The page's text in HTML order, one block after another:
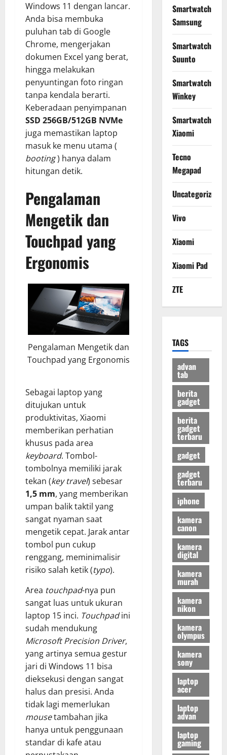
Windows 11 dengan lancar.
Anda bisa membuka
puluhan tab di Google
Chrome, mengerjakan
dokumen Excel yang berat,
hingga melakukan
penyuntingan foto ringan
tanpa kendala berarti.
Keberadaan penyimpanan
SSD 256GB/512GB NVMe
juga memastikan laptop
masuk ke menu utama (
booting) hanya dalam
hitungan detik.
Pengalaman
Mengetik dan
Touchpad yang
Ergonomis
Pengalaman Mengetik dan
Touchpad yang Ergonomis
Sebagai laptop yang
ditujukan untuk
produktivitas, Xiaomi
memberikan perhatian
khusus pada area
keyboard. Tombol-
tombolnya memiliki jarak
tekan (key travel) sebesar
1,5 mm, yang memberikan
umpan balik taktil yang
sangat nyaman saat
mengetik cepat. Jarak antar
tombol pun cukup
renggang, meminimalisir
risiko salah ketik (typo).
Area touchpad-nya pun
sangat luas untuk ukuran
laptop 15 inci. Touchpadini
sudah mendukung
Microsoft Precision Driver,
yang artinya semua gestur
jari di Windows 11 bisa
dieksekusi dengan sangat
halus dan presisi. Anda
tidak lagi memerlukan
mousetambahan jika
hanya untuk penggunaan
standar di kafe atau
Smartwatch
Samsung
Smartwatch
Suunto
Smartwatch
Winkey
Smartwatch
Xiaomi
Tecno
Megapad
Uncategorized
Vivo
Xiaomi
Xiaomi Pad
ZTE
TAGS
advan
tab
berita
gadget
berita
gadget
terbaru
gadget
gadget
terbaru
iphone
kamera
canon
kamera
digital
kamera
murah
kamera
nikon
kamera
olympus
kamera
sony
laptop
acer
laptop
advan
laptop
gaming